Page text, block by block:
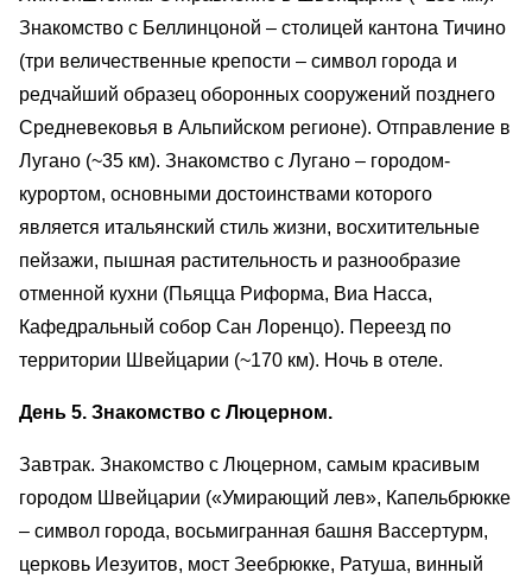
Знакомство с Беллинцоной – столицей кантона Тичино
(три величественные крепости – символ города и
редчайший образец оборонных сооружений позднего
Средневековья в Альпийском регионе). Отправление в
Лугано (~35 км). Знакомство с Лугано – городом-
курортом, основными достоинствами которого
является итальянский стиль жизни, восхитительные
пейзажи, пышная растительность и разнообразие
отменной кухни (Пьяцца Риформа, Виа Насса,
Кафедральный собор Сан Лоренцо). Переезд по
территории Швейцарии (~170 км). Ночь в отеле.
День 5. Знакомство с Люцерном.
Завтрак. Знакомство с Люцерном, самым красивым
городом Швейцарии («Умирающий лев», Капельбрюкке
– символ города, восьмигранная башня Вассертурм,
церковь Иезуитов, мост Зеебрюкке, Ратуша, винный